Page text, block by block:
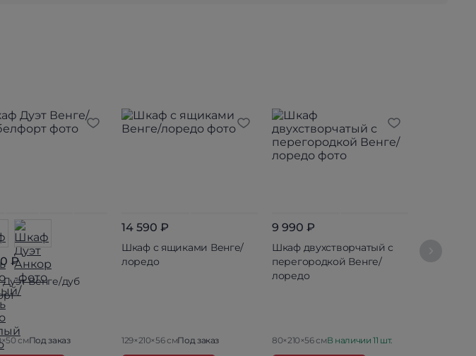
₽
Венге/дуб
смПод заказ
14 590 ₽
Шкаф с ящиками Венге/
лоредо
129×210×56 смПод заказ
9 990 ₽
Шкаф двухстворчатый с
перегородкой Венге/
лоредо
80×210×56 смВ наличии 11 шт.